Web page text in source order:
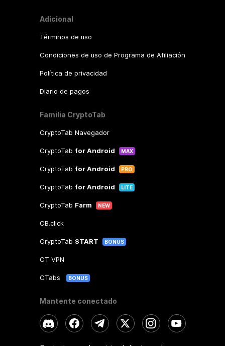
Adicional
Términos de uso
Condiciones de uso de Programa de Afiliación
Política de privacidad
Diario de pagos
Familia CryptoTab
CryptoTab Navegador
CryptoTab for Android MAX
CryptoTab for Android PRO
CryptoTab for Android LITE
CryptoTab Farm NEW
CB.click
CryptoTab START BONUS
CT VPN
CTabs BONUS
Mantente conectado